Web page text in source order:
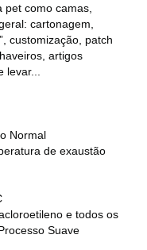
como camas,
cartonagem,
customização, patch
artigos
Normal
de exaustão
e todos os
Suave